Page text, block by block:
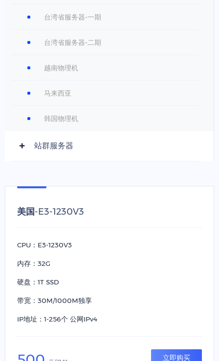
台湾省服务器-一期
台湾省服务器-二期
越南物理机
马来西亚
韩国物理机
站群服务器
美国-E3-1230V3
CPU：E3-1230V3
内存：32G
硬盘：1T SSD
带宽：30M/1000M独享
IP地址：1-256个 公网IPv4
立即购买